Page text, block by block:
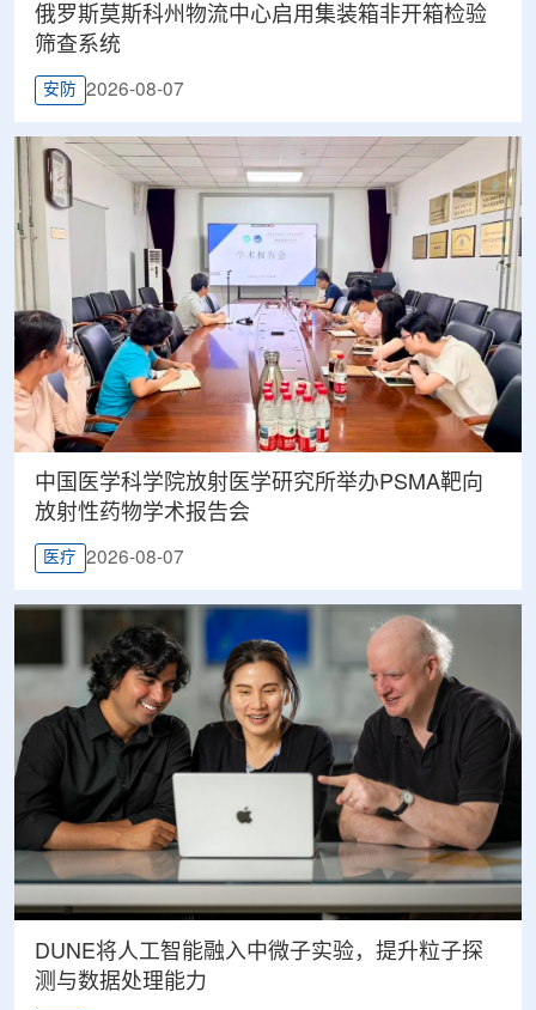
俄罗斯莫斯科州物流中心启用集装箱非开箱检验
筛查系统
安防 2026-08-07
中国医学科学院放射医学研究所举办PSMA靶向
放射性药物学术报告会
医疗 2026-08-07
DUNE将人工智能融入中微子实验，提升粒子探
测与数据处理能力